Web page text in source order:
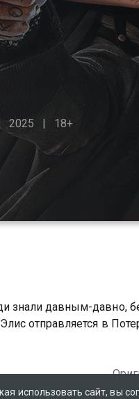
2025 18+
давным-давно,
отправляется в
In
использовать сайт, вы